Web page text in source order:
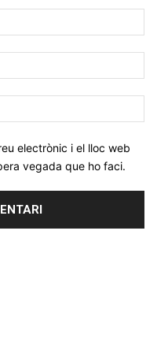
web:
electrònic i el lloc web
vegada que ho faci.